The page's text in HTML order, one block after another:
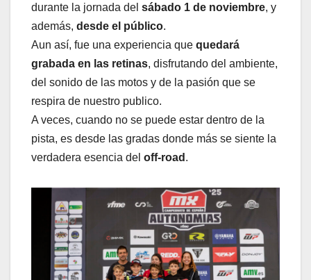
durante la jornada del sábado 1 de noviembre, y
además, desde el público.
Aun así, fue una experiencia que quedará
grabada en las retinas, disfrutando del ambiente,
del sonido de las motos y de la pasión que se
respira de nuestro publico.
A veces, cuando no se puede estar dentro de la
pista, es desde las gradas donde más se siente la
verdadera esencia del off-road .